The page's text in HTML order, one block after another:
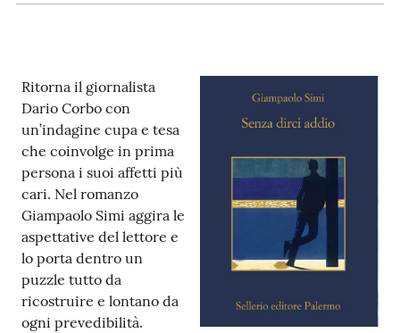
Casa
Piani
Archivio
storico
Ritorna il giornalista
Dario Corbo con
un’indagine cupa e tesa
che coinvolge in prima
persona i suoi affetti più
cari. Nel romanzo
Giampaolo Simi aggira le
aspettative del lettore e
lo porta dentro un
puzzle tutto da
ricostruire e lontano da
ogni prevedibilità.